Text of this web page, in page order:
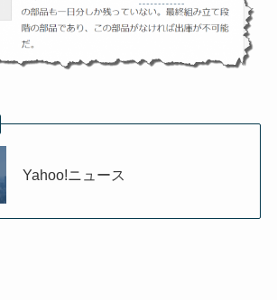
Yahoo!ニュース